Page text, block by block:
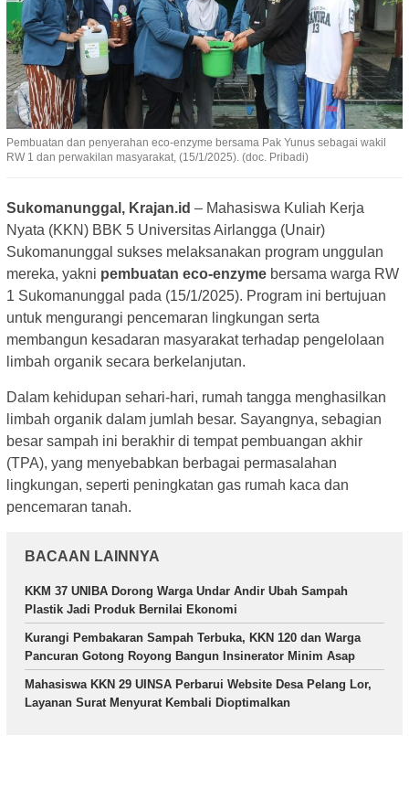
Pembuatan dan penyerahan eco-enzyme bersama Pak Yunus sebagai wakil
RW 1 dan perwakilan masyarakat, (15/1/2025). (doc. Pribadi)
Sukomanunggal, Krajan.id – Mahasiswa Kuliah Kerja
Nyata (KKN) BBK 5 Universitas Airlangga (Unair)
Sukomanunggal sukses melaksanakan program unggulan
mereka, yakni pembuatan eco-enzyme bersama warga RW
1 Sukomanunggal pada (15/1/2025). Program ini bertujuan
untuk mengurangi pencemaran lingkungan serta
membangun kesadaran masyarakat terhadap pengelolaan
limbah organik secara berkelanjutan.
Dalam kehidupan sehari-hari, rumah tangga menghasilkan
limbah organik dalam jumlah besar. Sayangnya, sebagian
besar sampah ini berakhir di tempat pembuangan akhir
(TPA), yang menyebabkan berbagai permasalahan
lingkungan, seperti peningkatan gas rumah kaca dan
pencemaran tanah.
BACAAN LAINNYA
KKM 37 UNIBA Dorong Warga Undar Andir Ubah Sampah
Plastik Jadi Produk Bernilai Ekonomi
Kurangi Pembakaran Sampah Terbuka, KKN 120 dan Warga
Pancuran Gotong Royong Bangun Insinerator Minim Asap
Mahasiswa KKN 29 UINSA Perbarui Website Desa Pelang Lor,
Layanan Surat Menyurat Kembali Dioptimalkan